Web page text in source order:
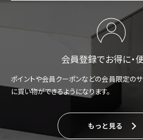
会員登録でお得に・
ポイントや会員クーポンなどの会員限定の
に買い物ができるようになります。
もっと見る